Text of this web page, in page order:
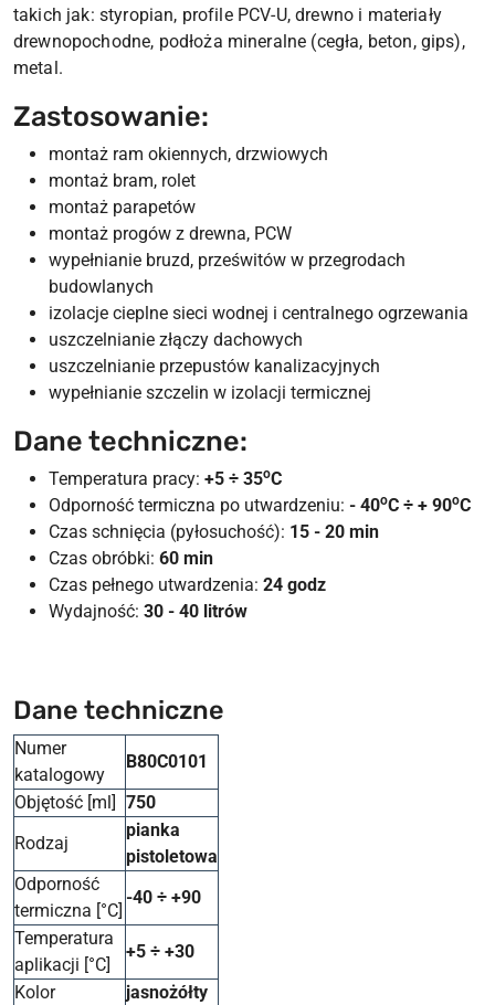
takich jak: styropian, profile PCV-U, drewno i materiały
drewnopochodne, podłoża mineralne (cegła, beton, gips),
metal.
Zastosowanie:
montaż ram okiennych, drzwiowych
montaż bram, rolet
montaż parapetów
montaż progów z drewna, PCW
wypełnianie bruzd, prześwitów w przegrodach
budowlanych
izolacje cieplne sieci wodnej i centralnego ogrzewania
uszczelnianie złączy dachowych
uszczelnianie przepustów kanalizacyjnych
wypełnianie szczelin w izolacji termicznej
Dane techniczne:
Temperatura pracy: +5 ÷ 35oC
Odporność termiczna po utwardzeniu: - 40oC ÷ + 90oC
Czas schnięcia (pyłosuchość): 15 - 20 min
Czas obróbki: 60 min
Czas pełnego utwardzenia: 24 godz
Wydajność: 30 - 40 litrów
Dane techniczne
Numer
katalogowy
B80C0101
Objętość [ml] 750
Rodzaj
pianka
pistoletowa
Odporność
termiczna [°C]
-40 ÷ +90
Temperatura
aplikacji [°C]
+5 ÷ +30
Kolor
jasnożółty